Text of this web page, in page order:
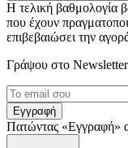
Η τελική βαθμολογία
που έχουν
επιβεβαιώσει την
Γράψου στο
Εγγραφή
Πατώντας «Εγγραφή»